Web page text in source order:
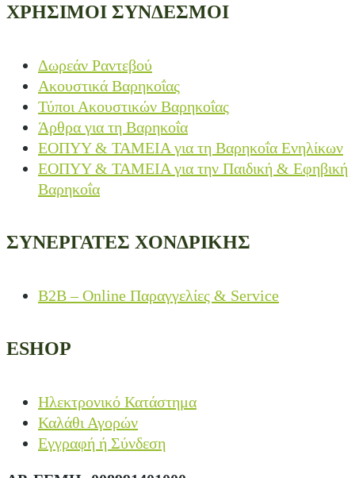
ΧΡΗΣΙΜΟΙ ΣΥΝΔΕΣΜΟΙ
Δωρεάν Ραντεβού
Ακουστικά Βαρηκοΐας
Τύποι Ακουστικών Βαρηκοΐας
Άρθρα για τη Βαρηκοΐα
ΕΟΠΥΥ & ΤΑΜΕΙΑ για τη Βαρηκοΐα Ενηλίκων
ΕΟΠΥΥ & ΤΑΜΕΙΑ για την Παιδική & Εφηβική
Βαρηκοΐα
ΣΥΝΕΡΓΑΤΕΣ ΧΟΝΔΡΙΚΗΣ
B2B – Online Παραγγελίες & Service
ESHOP
Ηλεκτρονικό Κατάστημα
Καλάθι Αγορών
Εγγραφή ή Σύνδεση